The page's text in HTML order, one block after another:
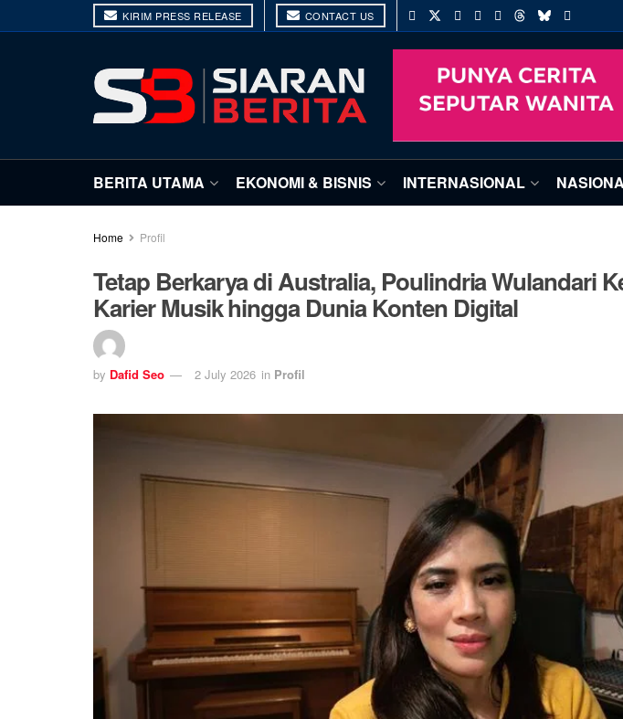
KIRIM PRESS RELEASE CONTACT US
BERITA UTAMA EKONOMI & BISNIS INTERNASIONAL
Home Profil
Tetap Berkarya di Australia, Poulindria Wulandari
Karier Musik hingga Dunia Konten Digital
by Dafid Seo 2 July 2026 in Profil